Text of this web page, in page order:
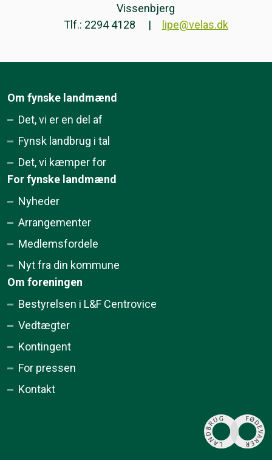
Vissenbjerg
Tlf.: 2294 4128
lipe@velas.dk
Om fynske landmænd
Det, vi er en del af
Fynsk landbrug i tal
Det, vi kæmper for
For fynske landmænd
Nyheder
Arrangementer
Medlemsfordele
Nyt fra din kommune
Om foreningen
Bestyrelsen i L&F Centrovice
Vedtægter
Kontingent
For pressen
Kontakt